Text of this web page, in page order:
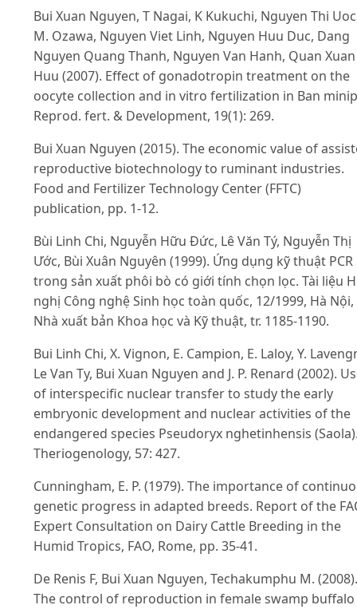
Bui Xuan Nguyen, T Nagai, K Kukuchi, Nguyen Thi
M. Ozawa, Nguyen Viet Linh, Nguyen Huu Duc, Dang
Nguyen Quang Thanh, Nguyen Van Hanh, Quan Xuan
Huu (2007). Effect of gonadotropin treatment on the
oocyte collection and in vitro fertilization in Ban
Reprod. fert. & Development, 19(1): 269.
Bui Xuan Nguyen (2015). The economic value of
reproductive biotechnology to ruminant industries.
Food and Fertilizer Technology Center (FFTC)
publication, pp. 1-12.
Bùi Linh Chi, Nguyễn Hữu Đức, Lê Văn Tý, Nguyễn Thị
Ước, Bùi Xuân Nguyên (1999). Ứng dụng kỹ thuật PCR
trong sản xuất phôi bò có giới tính chọn lọc. Tài liệu
nghị Công nghệ Sinh học toàn quốc, 12/1999, Hà Nội,
Nhà xuất bản Khoa học và Kỹ thuật, tr. 1185-1190.
Bui Linh Chi, X. Vignon, E. Campion, E. Laloy, Y.
Le Van Ty, Bui Xuan Nguyen and J. P. Renard (2002).
of interspecific nuclear transfer to study the early
embryonic development and nuclear activities of the
endangered species Pseudoryx nghetinhensis
Theriogenology, 57: 427.
Cunningham, E. P. (1979). The importance of
genetic progress in adapted breeds. Report of the
Expert Consultation on Dairy Cattle Breeding in the
Humid Tropics, FAO, Rome, pp. 35-41.
De Renis F, Bui Xuan Nguyen, Techakumphu M. (2008).
The control of reproduction in female swamp buffalo